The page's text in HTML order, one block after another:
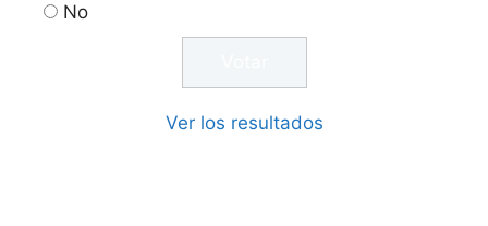
No
Ver los resultados